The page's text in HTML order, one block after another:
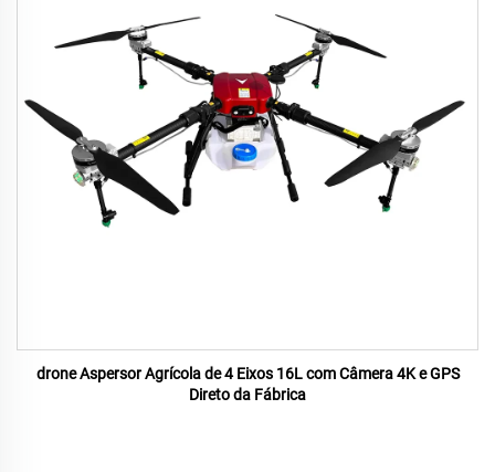
drone Aspersor Agrícola de 4 Eixos 16L com Câmera 4K e GPS
Direto da Fábrica